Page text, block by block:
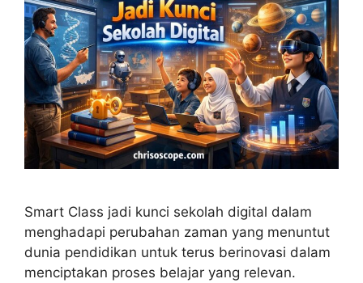
Smart Class jadi kunci sekolah digital dalam
menghadapi perubahan zaman yang menuntut
dunia pendidikan untuk terus berinovasi dalam
menciptakan proses belajar yang relevan.